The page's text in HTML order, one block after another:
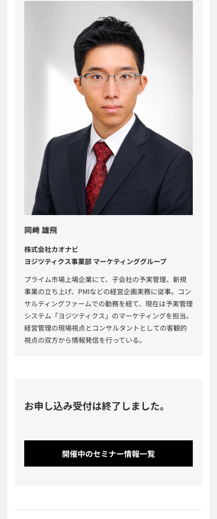
岡﨑 雄飛
株式会社カオナビ
ヨジツティクス事業部 マーケティンググループ
プライム市場上場企業にて、子会社の予実管理、新規
事業の立ち上げ、PMIなどの経営企画実務に従事。コン
サルティングファームでの勤務を経て、現在は予実管理
システム「ヨジツティクス」のマーケティングを担当。
経営管理の現場視点とコンサルタントとしての客観的
視点の双方から情報発信を行っている。
お申し込み受付は終了しました。
開催中のセミナー情報一覧